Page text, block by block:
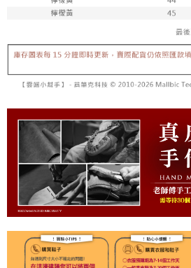
每筆NT$150，滿NT$1,800(含以上)免運費